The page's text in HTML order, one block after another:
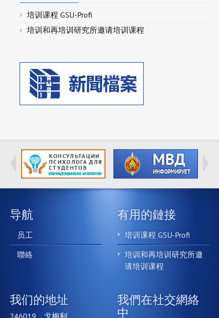
培训课程 GSU-Profi
培训和再培训研究所邀请培训课程
导航
员工
聯絡
有用的鏈接
培训课程 GSU-Profi
培训和再培训研究所邀
请培训课程
我们的地址
我們在社交網絡
中